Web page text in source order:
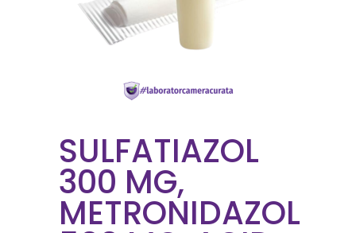
SULFATIAZOL
300 MG,
METRONIDAZOL